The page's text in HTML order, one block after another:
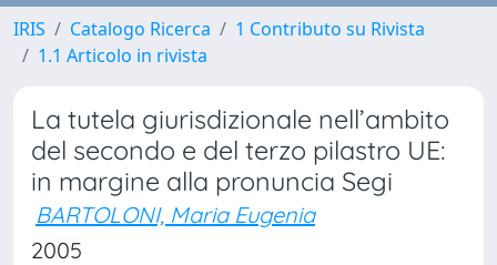
IRIS Catalogo Ricerca
1 Contributo su Rivista
1.1 Articolo in rivista
La tutela giurisdizionale nell’ambito
del secondo e del terzo pilastro UE:
in margine alla pronuncia Segi
BARTOLONI, Maria Eugenia
2005